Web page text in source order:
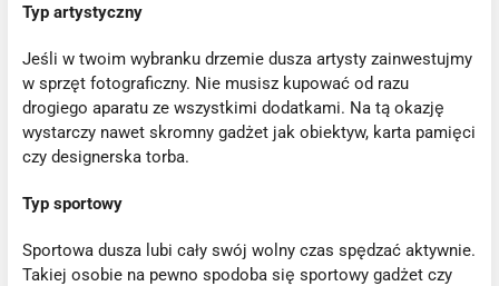
Typ artystyczny
Jeśli w twoim wybranku drzemie dusza artysty zainwestujmy
w sprzęt fotograficzny. Nie musisz kupować od razu
drogiego aparatu ze wszystkimi dodatkami. Na tą okazję
wystarczy nawet skromny gadżet jak obiektyw, karta pamięci
czy designerska torba.
Typ sportowy
Sportowa dusza lubi cały swój wolny czas spędzać aktywnie.
Takiej osobie na pewno spodoba się sportowy gadżet czy